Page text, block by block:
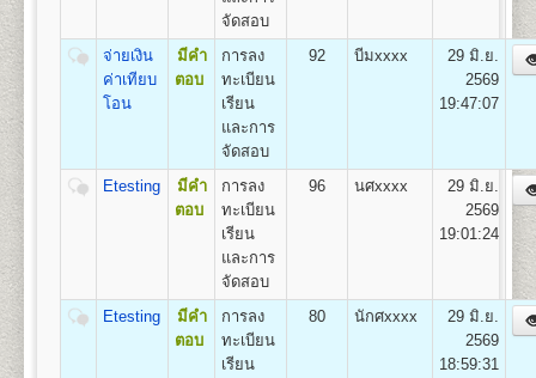
กลุ่มวิชาเอกการปกครอง (Plan A),
2. กลุ่มวิชาเอกความสัมพันธ์ระหว่างประเทศ (Plan B)
3. และกลุ่มวิชาเอกการบริหารรัฐกิจ (Plan C)
เปิดสอนระดับปริญญาตรีหลักสูตร 4 ปี จำนวน 137
หน่วยกิต
เศรษฐศาสตรบัณฑิต (ศ.บ.) Bachelor of
Economics (B.Econ.)
เศรษฐศาสตร์ทฤษฎีและเชิงปริมาณ
เศรษฐศาสตร์ธุรกิจและอุตสาหกรรม เศรษฐศาสตร์การ
เงินและการบริหารความเสี่ยง เศรษฐศาสตร์การคลังและ
การพัฒนา เศรษฐศาสตร์ระหว่างประเทศและโลกาภิวัตน์
และเศรษฐศาสตร์การเกษตร
ประวัตินักศึกษาใหม่ (ม.ร.๒๕) สำ หรับแผ่นระบายให้ใส่
ไว้ในคู่มือ ม.ร. ๒๕
๕. เอกสารอื่นๆ(ถ้ามี) กรณี
มีการเปลี่ยนชื่อตัว-นามสกุล ให้เย็บติดคู่กับสำเนาวุฒิบัตร
ห้องประชุมใหญ่
อาคารหอประชุม
พ่อขุนรามคำแหงมหาราช
- ออกเลขรหัสประจำ ตัว
- แนะนำ การติดสติ๊กเกอ
- เลือกกระบวนวิชาลงท
โดยดูกระบวนวิชาชั้นปี
*(กรณีผู้ใช้ม.ร.๓๖, ม.ร.๓
ห้องศักดิ์ ผาสุขนิรันด์
อาคารหอประชุมพ่อขุนรามคำแหง
- ชำระเงินค่าธรรมเนีย
(ดูรายละเอียดหน้า ๑๓
จัดสอบ
จ่ายเงิน
ค่าเทียบ
โอน
มีคำ
ตอบ
การลง
ทะเบียน
เรียน
และการ
จัดสอบ
92 บีมxxxx
29 มิ.ย.
2569
19:47:07
Etesting
มีคำ
ตอบ
การลง
ทะเบียน
เรียน
และการ
จัดสอบ
96 นศxxxx
29 มิ.ย.
2569
19:01:24
Etesting
มีคำ
ตอบ
การลง
ทะเบียน
เรียน
80 นักศxxxx
29 มิ.ย.
2569
18:59:31